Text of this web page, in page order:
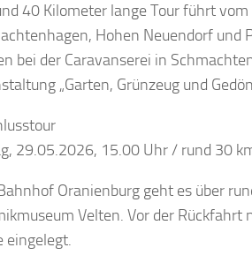
40 Kilometer lange Tour führt
Hohen Neuendorf und
bei der Caravanserei in
„Garten, Grünzeug und
29.05.2026, 15.00 Uhr / rund 30
Oranienburg geht es über
Velten. Vor der
eingelegt.